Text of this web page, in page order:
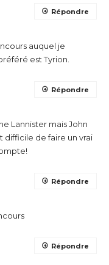
auquel je
est Tyrion.
Répondre
Lannister mais John
difficile de faire un vrai
Répondre
Répondre
Répondre